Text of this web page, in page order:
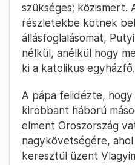
szükséges; közismert.
részletekbe kötnek
állásfoglalásomat,
nélkül, anélkül hogy
ki a katolikus egyházfő.
A pápa felidézte,
kirobbant háború
elment Oroszország
nagykövetségére,
keresztül üzent